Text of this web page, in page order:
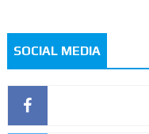
SOCIAL MEDIA